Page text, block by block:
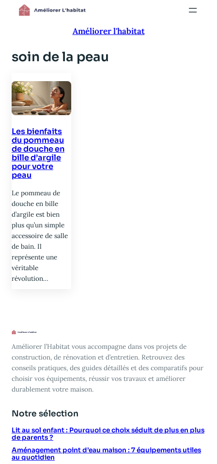
Aller
Améliorer l'habitat
soin de la peau
Les bienfaits
du pommeau
de douche en
bille d’argile
pour votre
peau
Le pommeau de
douche en bille
d’argile est bien
plus qu’un simple
accessoire de salle
de bain. Il
représente une
véritable
révolution…
Améliorer l’Habitat vous accompagne dans vos projets de
construction, de rénovation et d’entretien. Retrouvez des
conseils pratiques, des guides détaillés et des comparatifs pour
choisir vos équipements, réussir vos travaux et améliorer
durablement votre maison.
Notre sélection
Lit au sol enfant : Pourquoi ce choix séduit de plus en plus
de parents ?
Aménagement point d’eau maison : 7 équipements utiles
au quotidien